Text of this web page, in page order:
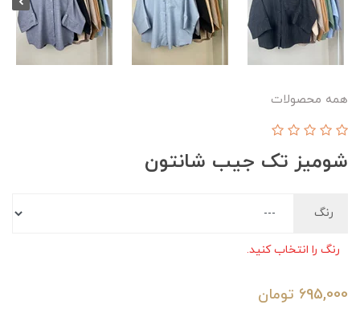
همه محصولات
شومیز تک جیب شانتون
رنگ
رنگ را انتخاب کنید.
695,000 تومان